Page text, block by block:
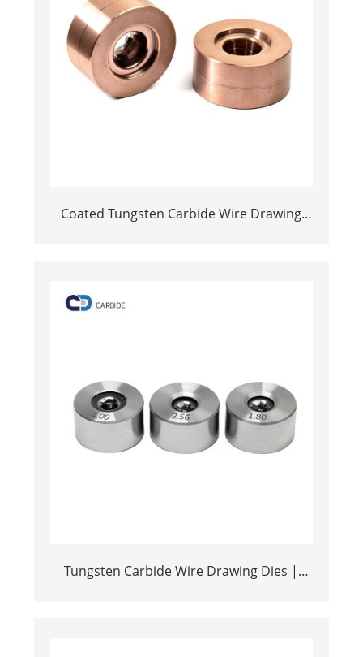
Coated Tungsten Carbide Wire Drawing
Tungsten Carbide Wire Drawing Dies |